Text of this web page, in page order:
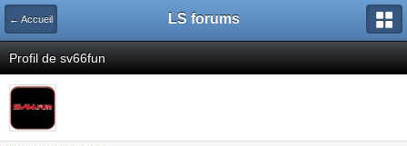
← Accueil LS forums
Profil de sv66fun